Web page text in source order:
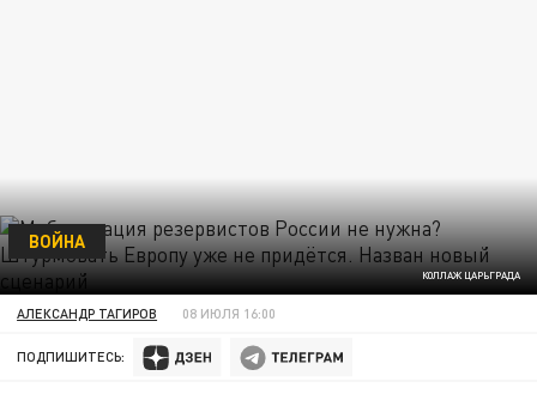
КОЛЛАЖ ЦАРЬГРАДА
ВОЙНА
АЛЕКСАНДР ТАГИРОВ 08 ИЮЛЯ 16:00
ПОДПИШИТЕСЬ: